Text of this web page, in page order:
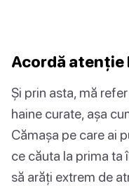
Acordă atenție
Și prin asta, mă
haine curate, așa
Cămașa pe care ai
ce căuta la prima ta
să arăți extrem de